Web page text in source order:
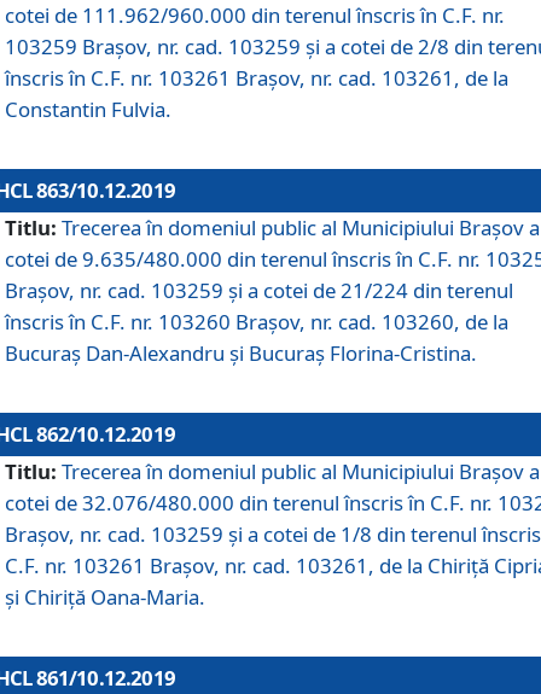
cotei de 111.962/960.000 din terenul înscris în C.F. nr.
103259 Brașov, nr. cad. 103259 și a cotei de 2/8 din
înscris în C.F. nr. 103261 Brașov, nr. cad. 103261, de la
Constantin Fulvia.
863/10.12.2019
Titlu: Trecerea în domeniul public al Municipiului Braşov a
cotei de 9.635/480.000 din terenul înscris în C.F. nr.
Brașov, nr. cad. 103259 și a cotei de 21/224 din terenul
înscris în C.F. nr. 103260 Brașov, nr. cad. 103260, de la
Bucuraș Dan-Alexandru și Bucuraș Florina-Cristina.
862/10.12.2019
Titlu: Trecerea în domeniul public al Municipiului Braşov a
cotei de 32.076/480.000 din terenul înscris în C.F. nr.
Brașov, nr. cad. 103259 și a cotei de 1/8 din terenul
C.F. nr. 103261 Brașov, nr. cad. 103261, de la Chiriță
și Chiriță Oana-Maria.
861/10.12.2019